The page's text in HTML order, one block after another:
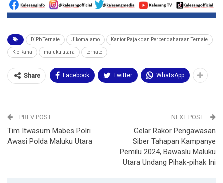
DjPb Ternate Jikomalamo Kantor Pajak dan Perbendaharaan Ternate
Kie Raha maluku utara ternate
Share Facebook Twitter WhatsApp
PREV POST
Tim Itwasum Mabes Polri
Awasi Polda Maluku Utara
NEXT POST
Gelar Rakor Pengawasan
Siber Tahapan Kampanye
Pemilu 2024, Bawaslu Maluku
Utara Undang Pihak-pihak Ini